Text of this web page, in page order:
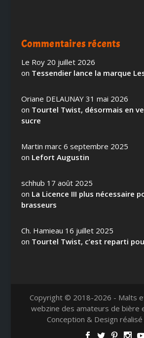
Commentaires récents
Le Roy 20 juillet 2026
on Tessendier lance la marque
Oriane DELAUNAY 31 mai 2026
on Tourtel Twist, désormais en
sucre
Martin marc 6 septembre 2025
on Lefort Augustin
schhub 17 août 2025
on La Licence III plus nécessaire
brasseurs
Ch. Hamieau 16 juillet 2025
on Tourtel Twist, c’est reparti
Copyright © 2018-2026 - Malts
webzine des amateurs de bière
Conception & Design